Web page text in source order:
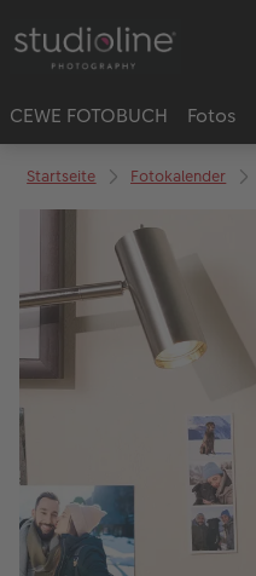
CEWE FOTOBUCH Fotos
Startseite Fotokalender